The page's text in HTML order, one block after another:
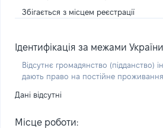
Збігається з місцем реєстрації
Ідентифікація за межами України
Відсутнє громадянство (підданство)
дають право на постійне проживання
Дані відсутні
Місце роботи: